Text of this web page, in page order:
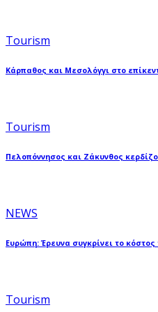
Tourism
Κάρπαθος και Μεσολόγγι στο
Tourism
Πελοπόννησος και Ζάκυνθος
NEWS
Ευρώπη: Έρευνα συγκρίνει το
Tourism